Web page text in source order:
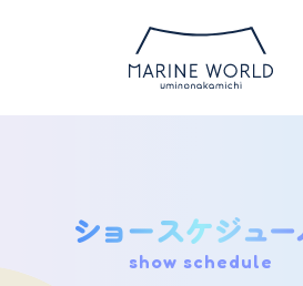
show schedule